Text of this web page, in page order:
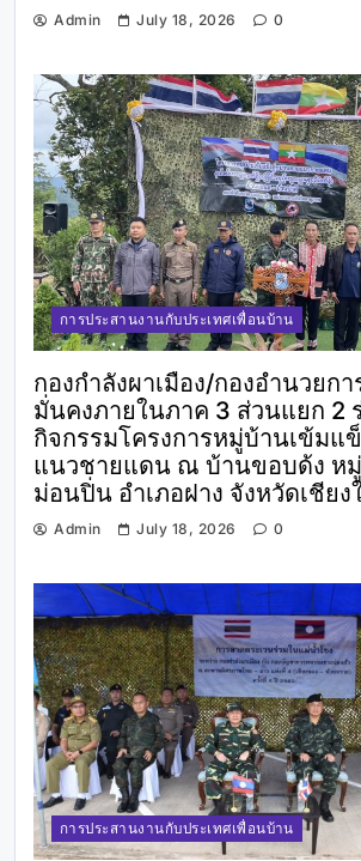
Admin July 18, 2026 0
การประสานงานกับประเทศเพื่อนบ้าน
กองกำลังผาเมือง/กองอำนวยก
มั่นคงภายในภาค 3 ส่วนแยก 2
กิจกรรมโครงการหมู่บ้านเข้มแ
แนวชายแดน ณ บ้านขอบด้ง หมู่
ม่อนปิ่น อำเภอฝาง จังหวัดเชียง
Admin July 18, 2026 0
การประสานงานกับประเทศเพื่อนบ้าน